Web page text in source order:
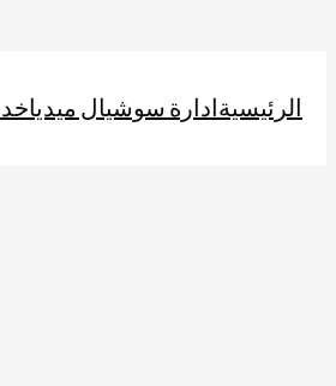
المحتوى
الرئيسيةادارة سوشيال ميديا